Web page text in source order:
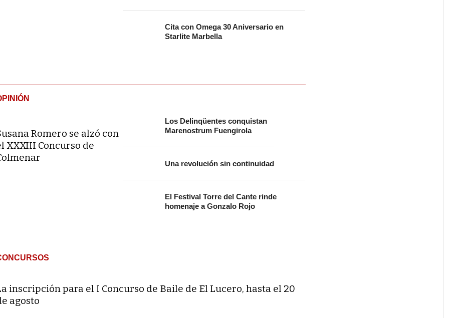
Cita con Omega 30 Aniversario en
Starlite Marbella
Romero se alzó con
XXXIII Concurso de
Los Delinqüentes conquistan
Marenostrum Fuengirola
Una revolución sin continuidad
El Festival Torre del Cante rinde
homenaje a Gonzalo Rojo
inscripción para el I Concurso de Baile de El Lucero, hasta el 20
agosto